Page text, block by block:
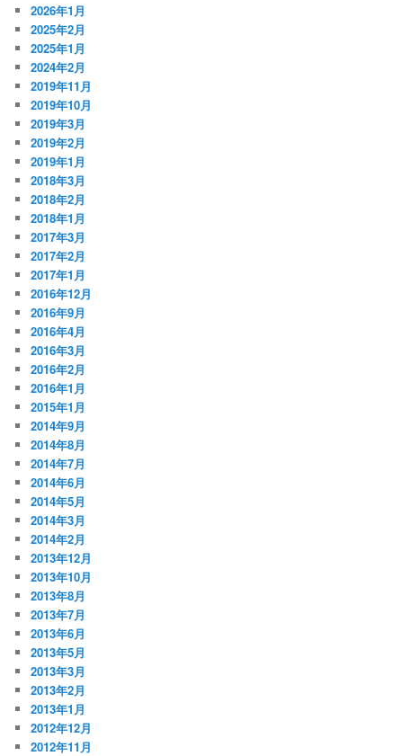
2026年1月
2025年2月
2025年1月
2024年2月
2019年11月
2019年10月
2019年3月
2019年2月
2019年1月
2018年3月
2018年2月
2018年1月
2017年3月
2017年2月
2017年1月
2016年12月
2016年9月
2016年4月
2016年3月
2016年2月
2016年1月
2015年1月
2014年9月
2014年8月
2014年7月
2014年6月
2014年5月
2014年3月
2014年2月
2013年12月
2013年10月
2013年8月
2013年7月
2013年6月
2013年5月
2013年3月
2013年2月
2013年1月
2012年12月
2012年11月